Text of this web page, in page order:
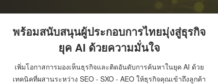
พร้อมสนับสนุนผู้ประกอบการไทยมุ่งสู่ธุรกิจ
ยุค AI ด้วยความมั่นใจ
เพิ่มโอกาสการมองเห็นธุรกิจและติดอันดับการค้นหาในยุค AI ด้วย
เทคนิคที่ผสานระหว่าง SEO - SXO - AEO ให้ธุรกิจคุณเข้าถึงลูกค้า